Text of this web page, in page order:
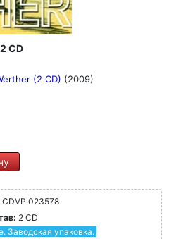
2 CD
(2 CD) (2009)
CDVP 023578
2 CD
Заводская упаковка.